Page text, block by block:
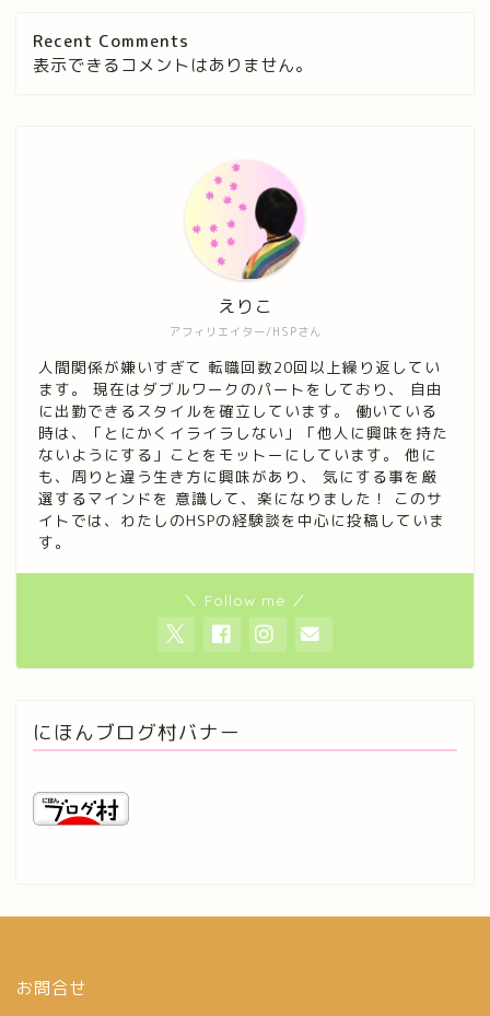
Recent Comments
表示できるコメントはありません。
アフィリエイター/HSPさん
えりこ
人間関係が嫌いすぎて 転職回数20回以上繰り返してい
ます。 現在はダブルワークのパートをしており、 自由
に出勤できるスタイルを確立しています。 働いている
時は、「とにかくイライラしない」「他人に興味を持た
ないようにする」ことをモットーにしています。 他に
も、周りと違う生き方に興味があり、 気にする事を厳
選するマインドを 意識して、楽になりました！ このサ
イトでは、わたしのHSPの経験談を中心に投稿していま
す。
＼ Follow me ／
にほんブログ村バナー
お問合せ